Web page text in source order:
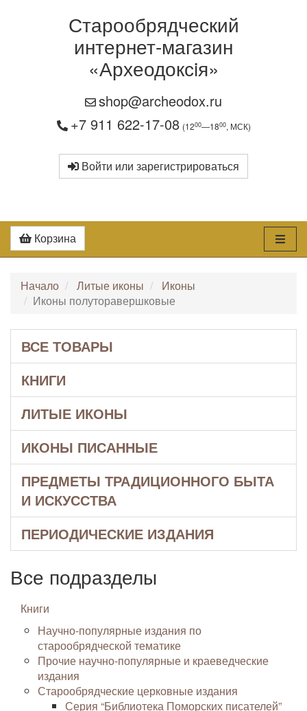
Старообрядческий
интернет-магазин
«Археодоксiя»
shop@archeodox.ru
+7 911 622-17-08 (1200—1800, МСК)
Войти или зарегистрироваться
Корзина
Начало Литые иконы
Иконы
Иконы полуторавершковые
ВСЕ ТОВАРЫ
КНИГИ
ЛИТЫЕ ИКОНЫ
ИКОНЫ ПИСАННЫЕ
ПРЕДМЕТЫ ТРАДИЦИОННОГО БЫТА
И ИСКУССТВА
ПЕРИОДИЧЕСКИЕ ИЗДАНИЯ
Все подразделы
Книги
Научно-популярные издания по
старообрядческой тематике
Прочие научно-популярные и краеведческие
издания
Старообрядческие церковные издания
Серия “Библиотека Поморских писателей”